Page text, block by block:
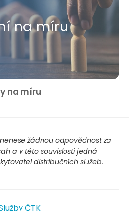
na míru
na míru
žádnou odpovědnost za
a v této souvislosti jedná
distribučních služeb.
ČTK